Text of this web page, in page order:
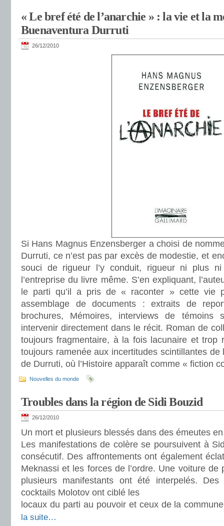
« Le bref été de l’anarchie » : la vie et la
Buenaventura Durruti
26/12/2010
Si Hans Magnus Enzensberger a choisi de
Durruti, ce n’est pas par excès de modestie, et
souci de rigueur l’y conduit, rigueur ni plus
l’entreprise du livre même. S’en expliquant,
le parti qu’il a pris de « raconter » cette vie
assemblage de documents : extraits de
brochures, Mémoires, interviews de témoins
intervenir directement dans le récit. Roman de
toujours fragmentaire, à la fois lacunaire et trop
toujours ramenée aux incertitudes scintillantes
de Durruti, où l’Histoire apparaît comme « fiction
Nouvelles du monde
Troubles dans la région de Sidi Bouzid
26/12/2010
Un mort et plusieurs blessés dans des émeutes
Les manifestations de colère se poursuivent à
consécutif. Des affrontements ont également
Meknassi et les forces de l’ordre. Une voiture de
plusieurs manifestants ont été interpelés.
cocktails Molotov ont ciblé les
locaux du parti au pouvoir et ceux de la
la suite…